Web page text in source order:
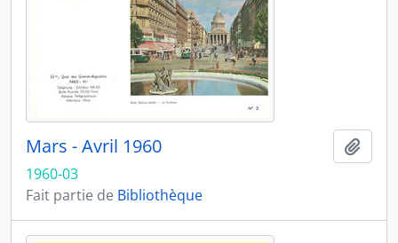
Mars - Avril 1960
1960-03
Fait partie de Bibliothèque